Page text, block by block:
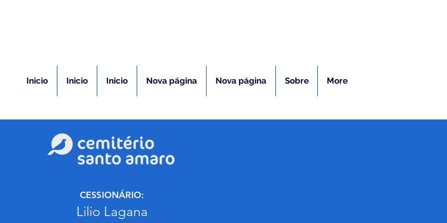
Inicio Inicio Inicio Nova página Nova página Sobre More
CESSIONÁRIO:
Lilio Lagana